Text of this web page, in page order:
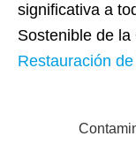
significativa a
Sostenible de
Restauración